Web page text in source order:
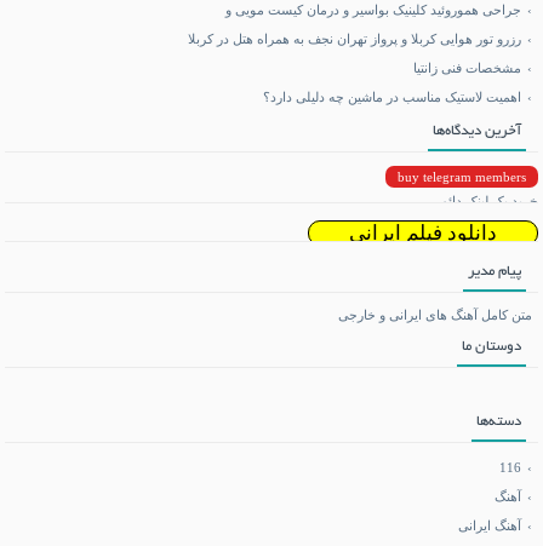
جراحی هموروئید کلینیک بواسیر و درمان کیست مویی و
رزرو تور هوایی کربلا و پرواز تهران نجف به همراه هتل در کربلا
مشخصات فنی زانتیا
اهمیت لاستیک مناسب در ماشین چه دلیلی دارد؟
آخرین دیدگاه‌ها
buy telegram members
خرید بک لینک دائمی
دانلود فیلم ایرانی
دانلود ریمیکس
تماشای آنلاین فیلم و سریال
می بی نیم
فروشگاه تجهیزات کوهنوردی
پیام مدیر
متن کامل آهنگ های ایرانی و خارجی
دوستان ما
دسته‌ها
116
آهنگ
آهنگ ایرانی